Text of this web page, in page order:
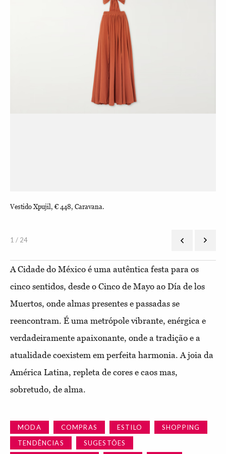
Vestido Xpujil, € 448, Caravana.
1 / 24
A Cidade do México é uma autêntica festa para os
cinco sentidos, desde o Cinco de Mayo ao Día de los
Muertos, onde almas presentes e passadas se
reencontram. É uma metrópole vibrante, enérgica e
verdadeiramente apaixonante, onde a tradição e a
atualidade coexistem em perfeita harmonia. A joia da
América Latina, repleta de cores e caos mas,
sobretudo, de alma.
MODA COMPRAS ESTILO
SHOPPING
TENDÊNCIAS
SUGESTÕES